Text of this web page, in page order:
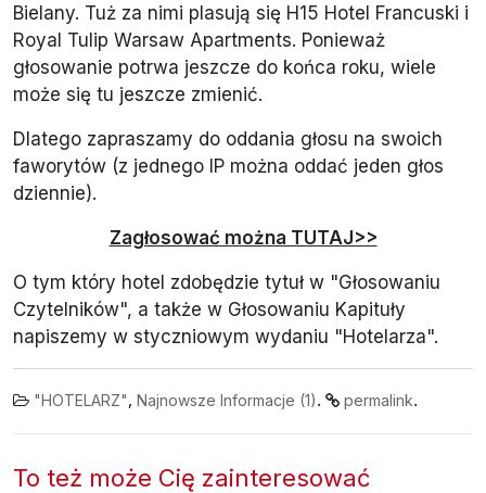
Bielany. Tuż za nimi plasują się H15 Hotel Francuski i
Royal Tulip Warsaw Apartments. Ponieważ
głosowanie potrwa jeszcze do końca roku, wiele
może się tu jeszcze zmienić.
Dlatego zapraszamy do oddania głosu na swoich
faworytów (z jednego IP można oddać jeden głos
dziennie).
Zagłosować można TUTAJ>>
O tym który hotel zdobędzie tytuł w "Głosowaniu
Czytelników", a także w Głosowaniu Kapituły
napiszemy w styczniowym wydaniu "Hotelarza".
"HOTELARZ", Najnowsze Informacje (1). permalink.
To też może Cię zainteresować